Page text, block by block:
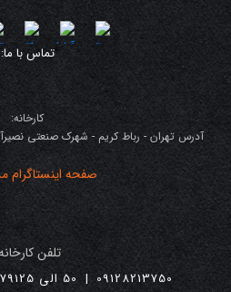
تماس با ما:
کارخانه:
آدرس تهران - رباط کریم - شهرک صنعتی نصیرآباد -
صفحه اینستاگرام
تلفن
09128213750
| 50 الی 02156879125 | 53306-021